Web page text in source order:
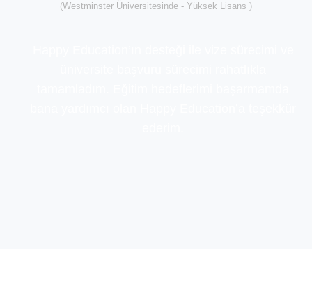
(Westminster Üniversitesinde - Yüksek Lisans )